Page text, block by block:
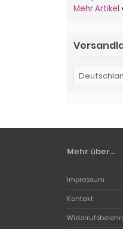
Mehr Artikel
Mehr über...
Impressum
Kontakt